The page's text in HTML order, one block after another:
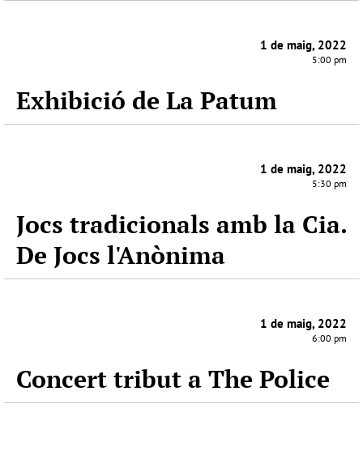
1 de maig, 2022
5:00 pm
Exhibició de La Patum
1 de maig, 2022
5:30 pm
Jocs tradicionals amb la Cia.
De Jocs l'Anònima
1 de maig, 2022
6:00 pm
Concert tribut a The Police